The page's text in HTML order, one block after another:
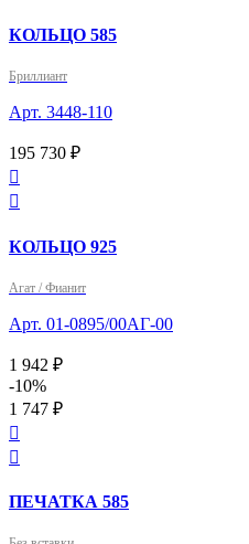
КОЛЬЦО 585
Бриллиант
Арт. 3448-110
195 730 ₽


КОЛЬЦО 925
Агат / Фианит
Арт. 01-0895/00АГ-00
1 942 ₽
-10%
1 747 ₽


ПЕЧАТКА 585